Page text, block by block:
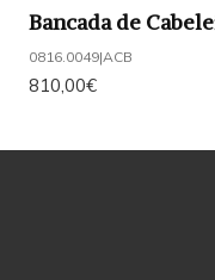
Bancada de
0816.0049|ACB
810,00€